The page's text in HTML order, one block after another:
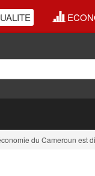
du Cameroun est